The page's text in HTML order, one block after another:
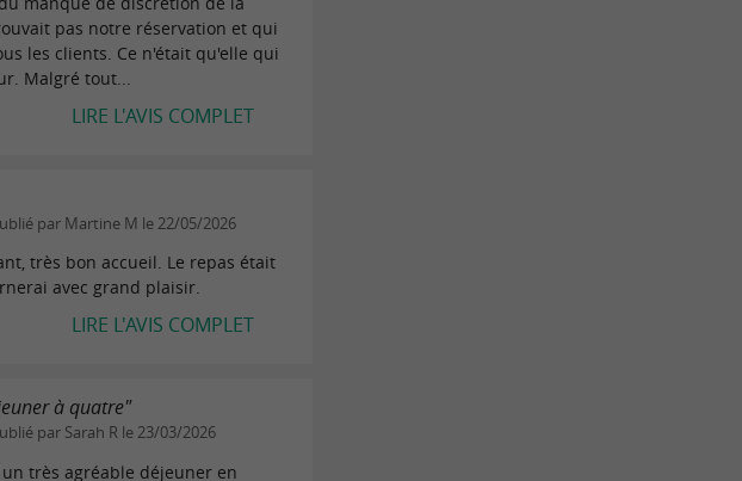
pas notre réservation et qui
les clients. Ce n'était qu'elle qui
Malgré tout...
LIRE L'AVIS COMPLET
par Martine M le 22/05/2026
très bon accueil. Le repas était
avec grand plaisir.
LIRE L'AVIS COMPLET
à quatre"
par Sarah R le 23/03/2026
très agréable déjeuner en